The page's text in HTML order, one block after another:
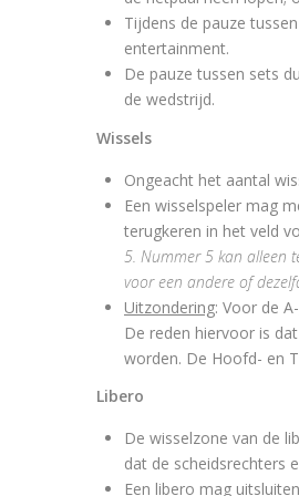
Tijdens de pauze
entertainment.
De pauze tussen sets
de wedstrijd.
Wissels
Ongeacht het aantal
Een wisselspeler mag
terugkeren in het veld
5. Nummer 5 kan alleen
voor een andere of
Uitzondering: Voor de
De reden hiervoor is
worden. De Hoofd- en
Libero
De wisselzone van de
dat de scheidsrechters
Een libero mag